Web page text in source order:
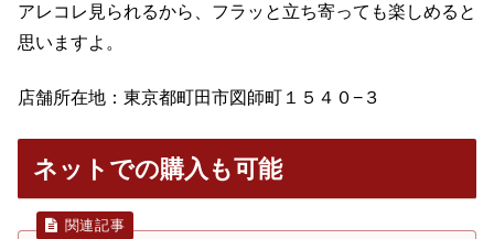
アレコレ見られるから、フラッと立ち寄っても楽しめると
思いますよ。
店舗所在地：東京都町田市図師町１５４０−３
ネットでの購入も可能